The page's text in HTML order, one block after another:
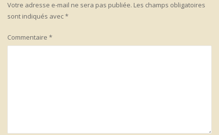
Votre adresse e-mail ne sera pas publiée. Les champs obligatoires
sont indiqués avec*
Commentaire *